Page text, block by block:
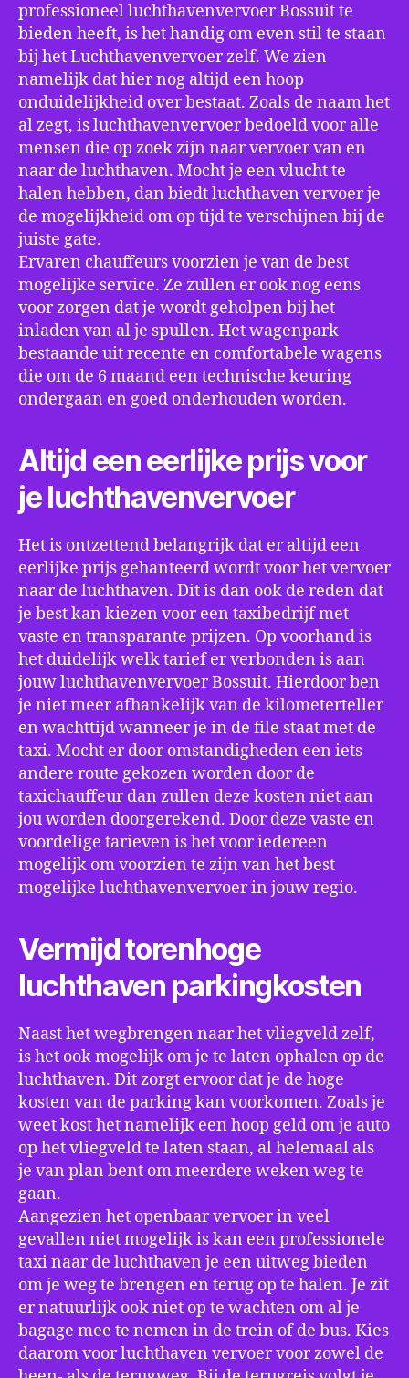
professioneel luchthavenvervoer Bossuit te
bieden heeft, is het handig om even stil te staan
bij het Luchthavenvervoer zelf. We zien
namelijk dat hier nog altijd een hoop
onduidelijkheid over bestaat. Zoals de naam het
al zegt, is luchthavenvervoer bedoeld voor alle
mensen die op zoek zijn naar vervoer van en
naar de luchthaven. Mocht je een vlucht te
halen hebben, dan biedt luchthaven vervoer je
de mogelijkheid om op tijd te verschijnen bij de
juiste gate.
Ervaren chauffeurs voorzien je van de best
mogelijke service. Ze zullen er ook nog eens
voor zorgen dat je wordt geholpen bij het
inladen van al je spullen. Het wagenpark
bestaande uit recente en comfortabele wagens
die om de 6 maand een technische keuring
ondergaan en goed onderhouden worden.
Altijd een eerlijke prijs voor
je luchthavenvervoer
Het is ontzettend belangrijk dat er altijd een
eerlijke prijs gehanteerd wordt voor het vervoer
naar de luchthaven. Dit is dan ook de reden dat
je best kan kiezen voor een taxibedrijf met
vaste en transparante prijzen. Op voorhand is
het duidelijk welk tarief er verbonden is aan
jouw luchthavenvervoer Bossuit. Hierdoor ben
je niet meer afhankelijk van de kilometerteller
en wachttijd wanneer je in de file staat met de
taxi. Mocht er door omstandigheden een iets
andere route gekozen worden door de
taxichauffeur dan zullen deze kosten niet aan
jou worden doorgerekend. Door deze vaste en
voordelige tarieven is het voor iedereen
mogelijk om voorzien te zijn van het best
mogelijke luchthavenvervoer in jouw regio.
Vermijd torenhoge
luchthaven parkingkosten
Naast het wegbrengen naar het vliegveld zelf,
is het ook mogelijk om je te laten ophalen op de
luchthaven. Dit zorgt ervoor dat je de hoge
kosten van de parking kan voorkomen. Zoals je
weet kost het namelijk een hoop geld om je auto
op het vliegveld te laten staan, al helemaal als
je van plan bent om meerdere weken weg te
gaan.
Aangezien het openbaar vervoer in veel
gevallen niet mogelijk is kan een professionele
taxi naar de luchthaven je een uitweg bieden
om je weg te brengen en terug op te halen. Je zit
er natuurlijk ook niet op te wachten om al je
bagage mee te nemen in de trein of de bus. Kies
daarom voor luchthaven vervoer voor zowel de